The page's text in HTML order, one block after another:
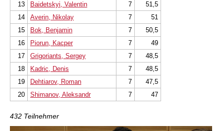
13
Baidetskyi, Valentin 7
51,5
14
Averin, Nikolay 7
51
15
Bok, Benjamin 7
50,5
16
Piorun, Kacper 7
49
17
Grigoriants, Sergey 7
48,5
18
Kadric, Denis 7
48,5
19
Dehtiarov, Roman 7
47,5
20
Shimanov, Aleksandr 7 47
432 Teilnehmer